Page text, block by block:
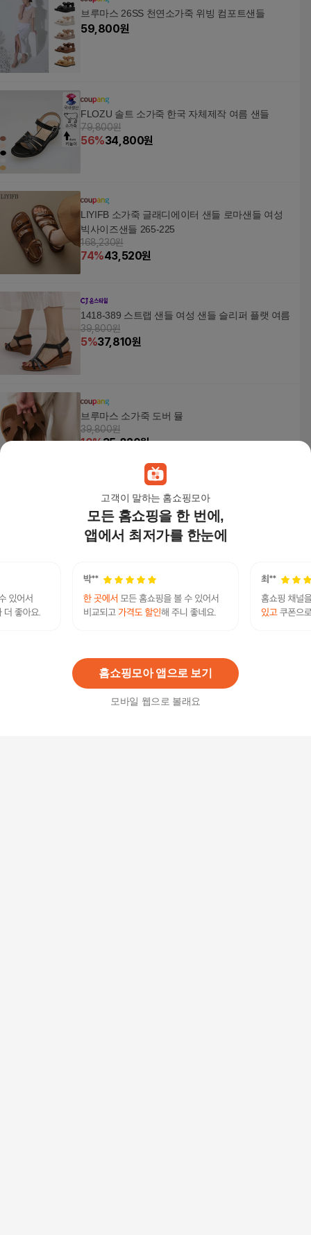
고객이 말하는 홈쇼핑모아
모든 홈쇼핑을 한 번에,
앱에서 최저가를 한눈에
홈쇼핑모아 앱으로 보기
모바일 웹으로 볼래요
브루마스 26SS 천연소가죽 위빙 컴포트샌들
59,800원
FLOZU 솔트 소가죽 한국 자체제작 여름 샌들
79,800원
56%34,800원
LIYIFB 소가죽 글래디에이터 샌들 로마샌들 여성
빅사이즈샌들 265-225
168,230원
74%43,520원
1418-389 스트랩 샌들 여성 샌들 슬리퍼 플랫 여름
39,800원
5%37,810원
브루마스 소가죽 도버 뮬
39,800원
10%35,820원
비버리힐즈폴로클럽 천연소가죽 리아 피셔맨 샌들
59,800원
제이슈 천연소가죽 엘렌 통굽 샌들 5cm